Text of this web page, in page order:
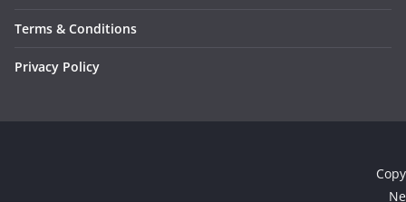
Terms & Conditions
Privacy Policy